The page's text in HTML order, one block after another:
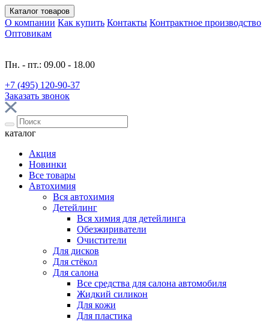
Каталог товаров
О компании Как купить Контакты Контрактное производство
Оптовикам
Пн. - пт.: 09.00 - 18.00
+7 (495) 120-90-37
Заказать звонок
каталог
Акция
Новинки
Все товары
Автохимия
Вся автохимия
Детейлинг
Вся химия для детейлинга
Обезжириватели
Очистители
Для дисков
Для стёкол
Для салона
Все средства для салона автомобиля
Жидкий силикон
Для кожи
Для пластика